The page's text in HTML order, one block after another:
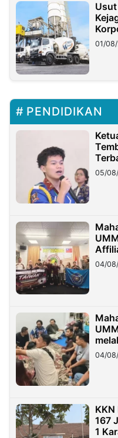
Ritto
01/
PENDIDIKAN
05/
04/
di
04/
167
1